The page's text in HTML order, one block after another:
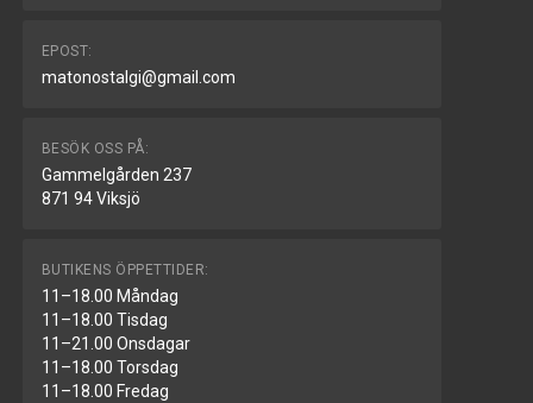
EPOST:
matonostalgi@gmail.com
BESÖK OSS PÅ:
Gammelgården 237
871 94 Viksjö
BUTIKENS ÖPPETTIDER:
11–18.00 Måndag
11–18.00 Tisdag
11–21.00 Onsdagar
11–18.00 Torsdag
11–18.00 Fredag